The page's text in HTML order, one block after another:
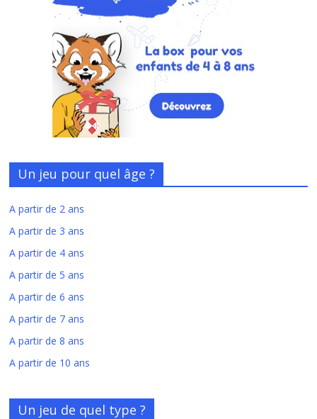
Un jeu pour quel âge ?
A partir de 2 ans
A partir de 3 ans
A partir de 4 ans
A partir de 5 ans
A partir de 6 ans
A partir de 7 ans
A partir de 8 ans
A partir de 10 ans
Un jeu de quel type ?